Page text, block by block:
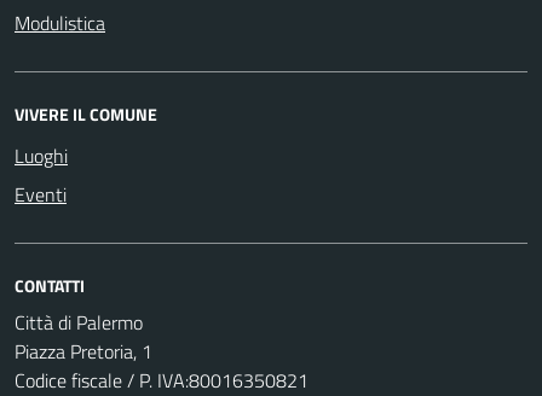
Modulistica
VIVERE IL COMUNE
Luoghi
Eventi
CONTATTI
Città di Palermo
Piazza Pretoria, 1
Codice fiscale / P. IVA:80016350821